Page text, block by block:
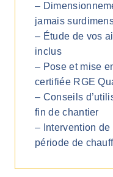
–
jamais
– Étude de vos
inclus
– Pose et mise
certifiée RGE
– Conseils
fin de chantier
– Intervention
période de